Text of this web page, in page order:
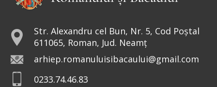
Str. Alexandru cel Bun, Nr. 5, Cod Poștal
611065, Roman, Jud. Neamț
arhiep.romanuluisibacaului@gmail.com
0233.74.46.83